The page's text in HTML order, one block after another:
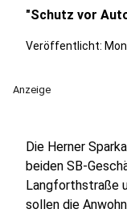
"Schutz vor
Veröffentlicht:
Anzeige
Die Herner
beiden SB-
Langforthstraße
sollen die